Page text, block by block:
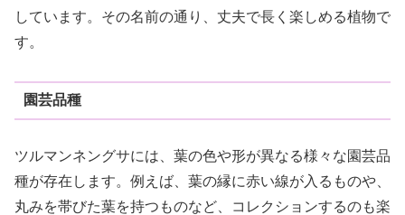
しています。その名前の通り、丈夫で長く楽しめる植物で
す。
園芸品種
ツルマンネングサには、葉の色や形が異なる様々な園芸品
種が存在します。例えば、葉の縁に赤い線が入るものや、
丸みを帯びた葉を持つものなど、コレクションするのも楽